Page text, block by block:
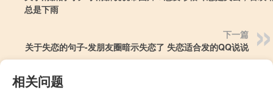
总是下雨
下一篇
关于失恋的句子-发朋友圈暗示失恋了 失恋适合发的QQ说说
相关问题